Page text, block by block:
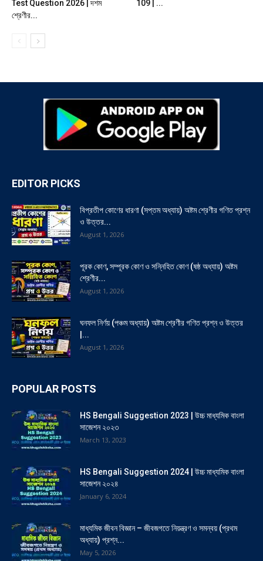
Test Question 2026 | দশম
শ্রেণীর...
109 | ...
EDITOR PICKS
বিপ্রতীপ কোণের ধারণা (সপ্তম অধ্যায়) অষ্টম শ্রেণীর গণিত প্রশ্ন
ও উত্তর...
August 1, 2026
পূরক কোণ, সম্পূরক কোণ ও সন্নিহিত কোণ (ষষ্ঠ অধ্যায়) অষ্টম
শ্রেণীর...
August 1, 2026
ঘনফল নির্ণয় (পঞ্চম অধ্যায়) অষ্টম শ্রেণীর গণিত প্রশ্ন ও উত্তর
|...
August 1, 2026
POPULAR POSTS
HS Bengali Suggestion 2023 | উচ্চ মাধ্যমিক বাংলা
সাজেশন ২০২৩
March 13, 2023
HS Bengali Suggestion 2024 | উচ্চ মাধ্যমিক বাংলা
সাজেশন ২০২৪
January 6, 2024
মাধ্যমিক জীবন বিজ্ঞান – জীবজগতে নিয়ন্ত্রণ ও সমন্বয় (প্রথম
অধ্যায়) প্রশ্ন...
May 5, 2026